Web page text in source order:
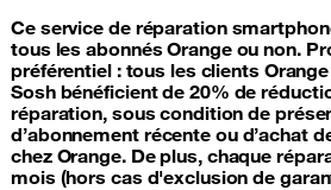
Ce service de réparation
tous les abonnés Orange ou non.
préférentiel : tous les clients
Sosh bénéficient de 20% de
réparation, sous condition de
d’abonnement récente ou d’achat
chez Orange. De plus, chaque
mois (hors cas d'exclusion de